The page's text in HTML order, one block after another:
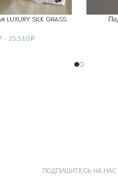
SILK GRASS
– 25.510₽
ПОДПИШИТЕСЬ НА НАС